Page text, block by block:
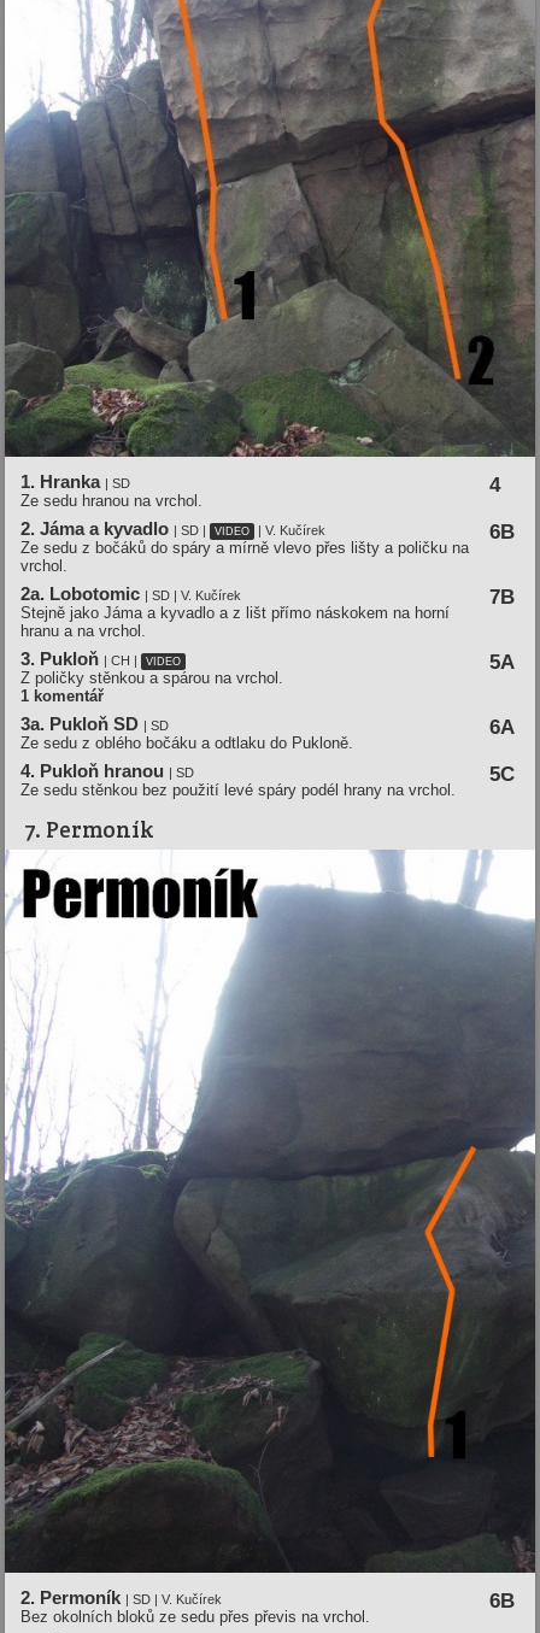
1. Hranka | SD 4
Ze sedu hranou na vrchol.
2. Jáma a kyvadlo | SD | VIDEO | V. Kučírek 6B
Ze sedu z bočáků do spáry a mírně vlevo přes lišty a poličku na
vrchol.
2a. Lobotomic | SD | V. Kučírek 7B
Stejně jako Jáma a kyvadlo a z lišt přímo náskokem na horní
hranu a na vrchol.
3. Pukloň | CH | VIDEO 5A
Z poličky stěnkou a spárou na vrchol.
1 komentář
3a. Pukloň SD | SD 6A
Ze sedu z oblého bočáku a odtlaku do Pukloně.
4. Pukloň hranou | SD 5C
Ze sedu stěnkou bez použití levé spáry podél hrany na vrchol.
7. Permoník
2. Permoník | SD | V. Kučírek 6B
Bez okolních bloků ze sedu přes převis na vrchol.